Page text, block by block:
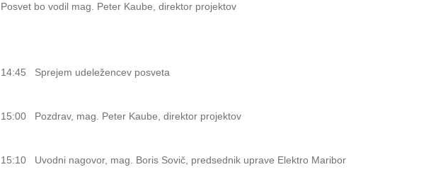
Posvet bo vodil mag. Peter Kaube, direktor projektov
14:45 Sprejem udeležencev posveta
15:00 Pozdrav, mag. Peter Kaube, direktor projektov
15:10 Uvodni nagovor, mag. Boris Sovič, predsednik uprave Elektro Maribor